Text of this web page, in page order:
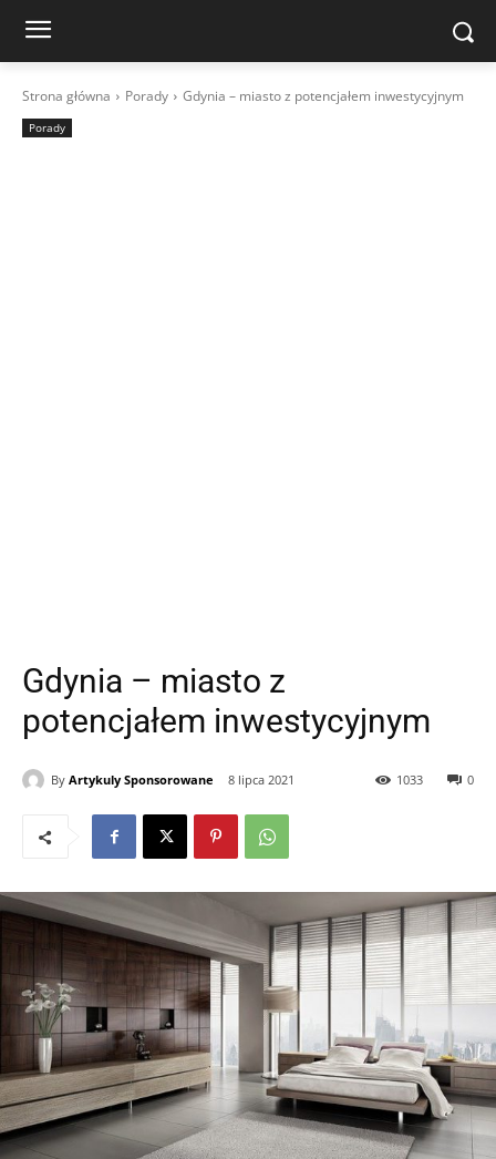
Strona główna Porady Gdynia – miasto z potencjałem inwestycyjnym
Porady
Gdynia – miasto z
potencjałem inwestycyjnym
By Artykuly Sponsorowane 8 lipca 2021 0
1033